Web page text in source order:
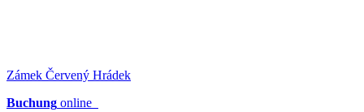
Zámek Červený Hrádek
Buchung online